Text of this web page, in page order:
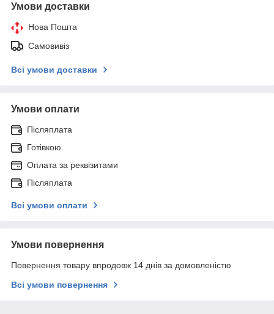
Умови доставки
Нова Пошта
Самовивіз
Всі умови доставки
Умови оплати
Післяплата
Готівкою
Оплата за реквізитами
Післяплата
Всі умови оплати
Умови повернення
Повернення товару впродовж 14 днів за домовленістю
Всі умови повернення